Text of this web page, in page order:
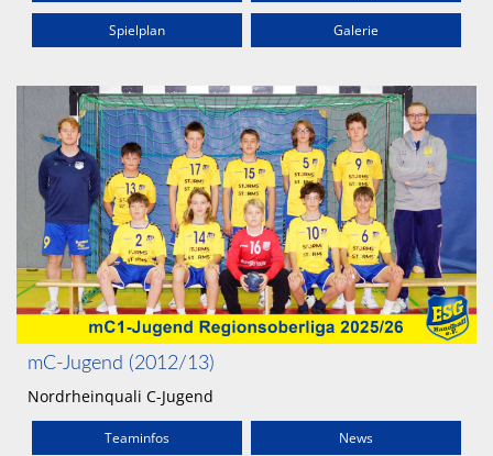
Spielplan Galerie
mC-Jugend (2012/13)
Nordrheinquali C-Jugend
Teaminfos News